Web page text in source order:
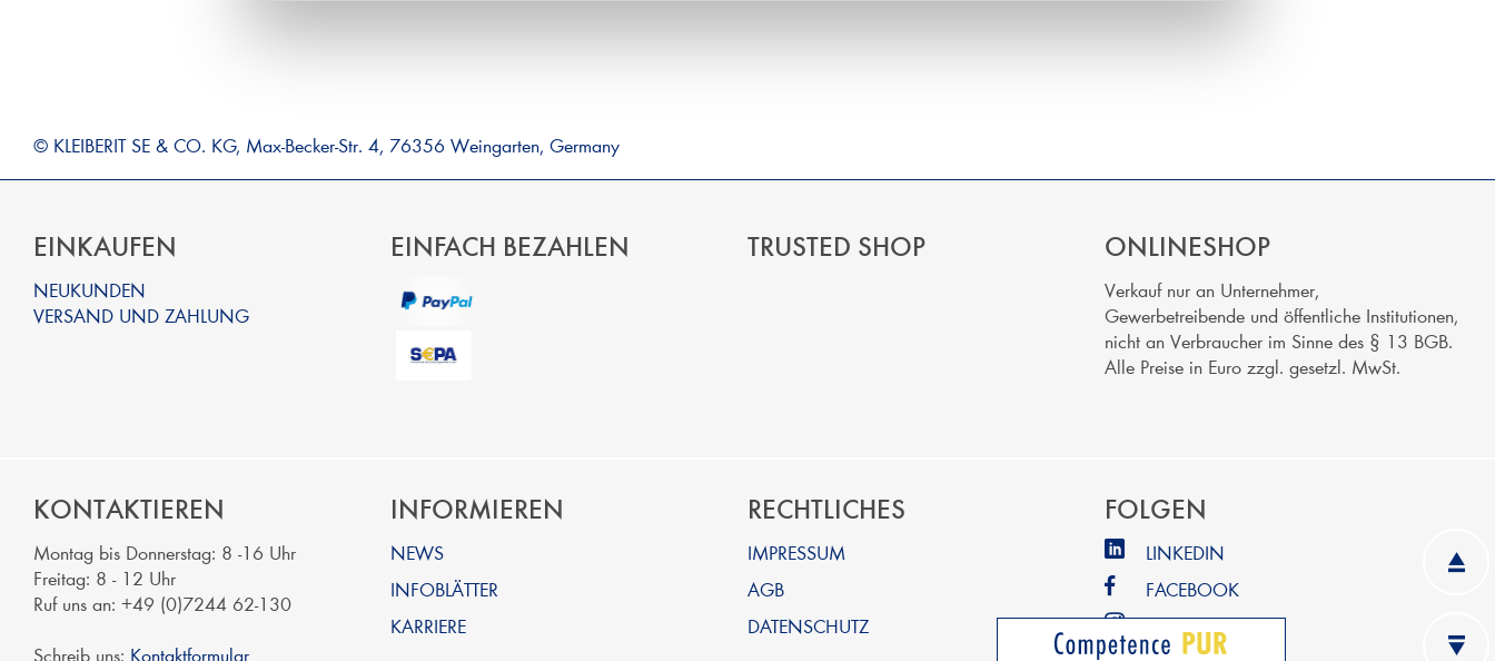
© KLEIBERIT SE & CO. KG, Max-Becker-Str. 4, 76356 Weingarten, Germany
EINKAUFEN
NEUKUNDEN
VERSAND UND ZAHLUNG
EINFACH BEZAHLEN TRUSTED SHOP ONLINESHOP
Verkauf nur an Unternehmer,
Gewerbetreibende und öffentliche Institutionen,
nicht an Verbraucher im Sinne des § 13 BGB.
Alle Preise in Euro zzgl. gesetzl. MwSt.
KONTAKTIEREN
Montag bis Donnerstag: 8 -16 Uhr
Freitag: 8 - 12 Uhr
Ruf uns an: +49 (0)7244 62-130
Schreib uns: Kontaktformular
INFORMIEREN
NEWS
INFOBLÄTTER
KARRIERE
RECHTLICHES
IMPRESSUM
AGB
DATENSCHUTZ
FOLGEN
LINKEDIN
FACEBOOK
INSTAGRAM